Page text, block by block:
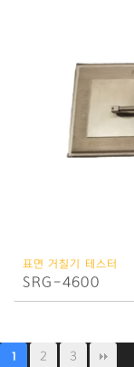
표면 거칠기 테스터
SRG-4600
1 2 3